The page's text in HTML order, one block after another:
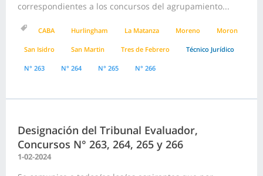
correspondientes a los concursos del agrupamiento...
CABA Hurlingham La Matanza Moreno Moron
San Isidro San Martin Tres de Febrero Técnico Jurídico
N° 263 N° 264 N° 265 N° 266
Designación del Tribunal Evaluador,
Concursos N° 263, 264, 265 y 266
1-02-2024